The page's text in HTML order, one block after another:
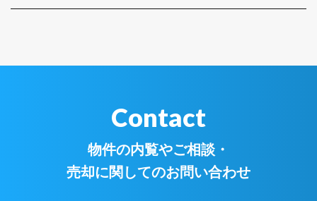
Contact
物件の内覧やご相談・
売却に関してのお問い合わせ